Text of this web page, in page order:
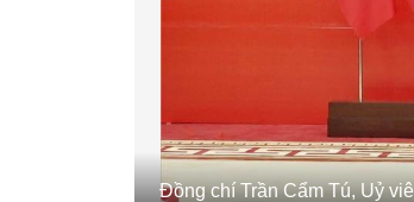
Đồng chí Trần Cẩm Tú, Uỷ